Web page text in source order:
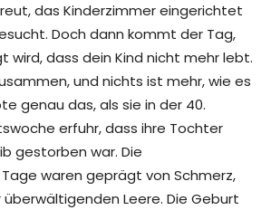
das Kinderzimmer eingerichtet
Doch dann kommt der Tag,
wird, dass dein Kind nicht mehr lebt.
und nichts ist mehr, wie es
genau das, als sie in der 40.
erfuhr, dass ihre Tochter
gestorben war. Die
waren geprägt von Schmerz,
Leere. Die Geburt